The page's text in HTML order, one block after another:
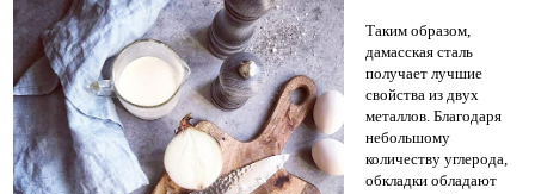
Таким образом,
дамасская сталь
получает лучшие
свойства из двух
металлов. Благодаря
небольшому
количеству углерода,
обкладки обладают